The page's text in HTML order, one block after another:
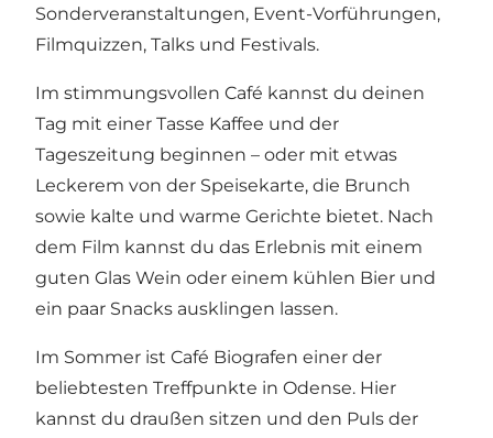
Sonderveranstaltungen, Event-Vorführungen,
Filmquizzen, Talks und Festivals.
Im stimmungsvollen Café kannst du deinen
Tag mit einer Tasse Kaffee und der
Tageszeitung beginnen – oder mit etwas
Leckerem von der Speisekarte, die Brunch
sowie kalte und warme Gerichte bietet. Nach
dem Film kannst du das Erlebnis mit einem
guten Glas Wein oder einem kühlen Bier und
ein paar Snacks ausklingen lassen.
Im Sommer ist Café Biografen einer der
beliebtesten Treffpunkte in Odense. Hier
kannst du draußen sitzen und den Puls der